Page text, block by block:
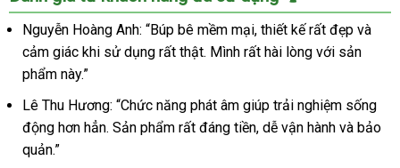
Nguyễn Hoàng Anh: “Búp bê mềm mại, thiết kế rất đẹp và
cảm giác khi sử dụng rất thật. Mình rất hài lòng với sản
phẩm này.”
Lê Thu Hương: “Chức năng phát âm giúp trải nghiệm sống
động hơn hẳn. Sản phẩm rất đáng tiền, dễ vận hành và bảo
quản.”